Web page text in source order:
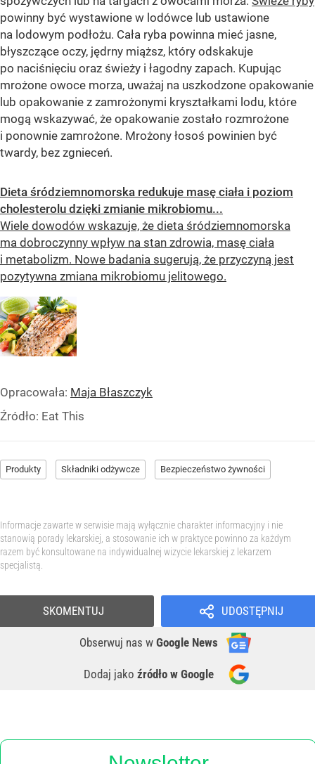
powinny być wystawione w lodówce lub ustawione
na lodowym podłożu. Cała ryba powinna mieć jasne,
błyszczące oczy, jędrny miąższ, który odskakuje
po naciśnięciu oraz świeży i łagodny zapach. Kupując
mrożone owoce morza, uważaj na uszkodzone opakowanie
lub opakowanie z zamrożonymi kryształkami lodu, które
mogą wskazywać, że opakowanie zostało rozmrożone
i ponownie zamrożone. Mrożony łosoś powinien być
twardy, bez zgnieceń.
Dieta śródziemnomorska redukuje masę ciała i poziom
cholesterolu dzięki zmianie mikrobiomu...
Wiele dowodów wskazuje, że dieta śródziemnomorska
ma dobroczynny wpływ na stan zdrowia, masę ciała
i metabolizm. Nowe badania sugerują, że przyczyną jest
pozytywna zmiana mikrobiomu jelitowego.
Opracowała: Maja Błaszczyk
Źródło: Eat This
Produkty Składniki odżywcze Bezpieczeństwo żywności
Informacje zawarte w serwisie mają wyłącznie charakter informacyjny i nie
stanowią porady lekarskiej, a stosowanie ich w praktyce powinno za każdym
razem być konsultowane na indywidualnej wizycie lekarskiej z lekarzem
specjalistą.
UDOSTĘPNIJ
Obserwuj nas w Google News
Dodaj jako źródło w Google
SKOMENTUJ